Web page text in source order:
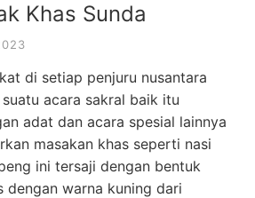
Khas Sunda
di setiap penjuru nusantara
acara sakral baik itu
adat dan acara spesial lainnya
masakan khas seperti nasi
ini tersaji dengan bentuk
dengan warna kuning dari